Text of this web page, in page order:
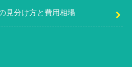
見分け方と費用相場